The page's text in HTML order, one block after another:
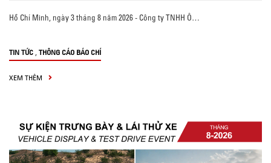
Hồ Chí Minh, ngày 3 tháng 8 năm 2026 - Công ty TNHH Ô…
TIN TỨC , THÔNG CÁO BÁO CHÍ
XEM THÊM